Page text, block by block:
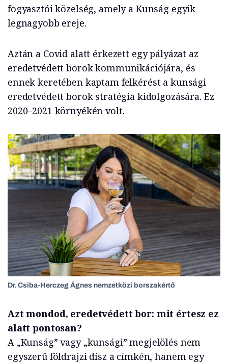
fogyasztói közelség, amely a Kunság egyik
legnagyobb ereje.
Aztán a Covid alatt érkezett egy pályázat az
eredetvédett borok kommunikációjára, és
ennek keretében kaptam felkérést a kunsági
eredetvédett borok stratégia kidolgozására. Ez
2020–2021 környékén volt.
Dr. Csiba-Herczeg Ágnes nemzetközi borszakértő
Azt mondod, eredetvédett bor: mit értesz ez
alatt pontosan?
A „Kunság” vagy „kunsági” megjelölés nem
egyszerű földrajzi dísz a címkén, hanem egy